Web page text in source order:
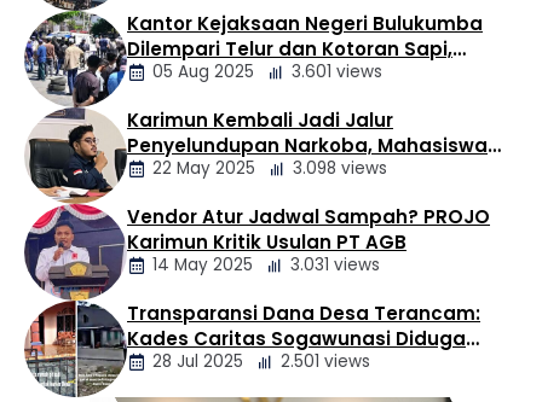
Berita
Daerah
Berita
Daerah
Kantor Kejaksaan Negeri Bulukumba
Dilempari Telur dan Kotoran Sapi,
Keluarga Korban Lakalantas Tuntut
05 Aug 2025 3.601 views
Berita
Daerah
Karimun Kembali Jadi Jalur
Penyelundupan Narkoba, Mahasiswa
Desak Pemkab dan Aparat Bertindak
22 May 2025 3.098 views
Berita
Daerah
Vendor Atur Jadwal Sampah? PROJO
Karimun Kritik Usulan PT AGB
14 May 2025 3.031 views
Transparansi Dana Desa Terancam:
Kades Caritas Sogawunasi Diduga
Gelapkan Bantuan untuk Warga
28 Jul 2025 2.501 views